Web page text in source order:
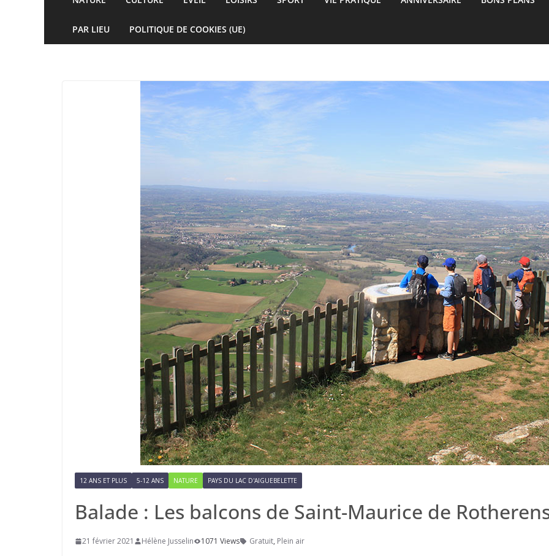
PAR LIEU POLITIQUE DE COOKIES (UE)
12 ANS ET PLUS 5-12 ANS NATURE PAYS DU LAC D'AIGUEBELETTE
Balade : Les balcons de Saint-Maurice de
21 février 2021 Hélène Jusselin 1071 Views Gratuit, Plein air